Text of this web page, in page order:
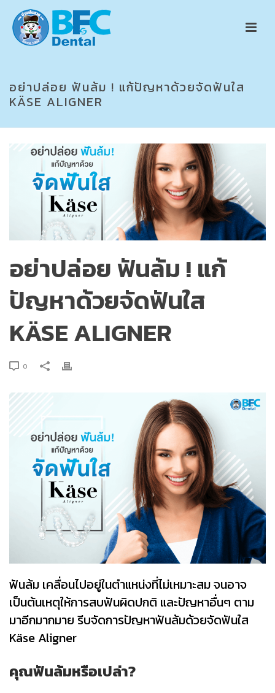
อย่าปล่อย ฟันล้ม ! แก้ปัญหาด้วยจัดฟันใส
KÄSE ALIGNER
อย่าปล่อย ฟันล้ม ! แก้
ปัญหาด้วยจัดฟันใส
KÄSE ALIGNER
0
ฟันล้ม เคลื่อนไปอยู่ในตำแหน่งที่ไม่เหมาะสม จนอาจ
เป็นต้นเหตุให้การสบฟันผิดปกติ และปัญหาอื่นๆ ตาม
มาอีกมากมาย รีบจัดการปัญหาฟันล้มด้วยจัดฟันใส
Käse Aligner
คุณฟันล้มหรือเปล่า?